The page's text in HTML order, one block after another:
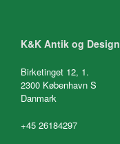
K&K Antik og Design
Birketinget 12, 1.
2300 København S
Danmark
+45 26184297